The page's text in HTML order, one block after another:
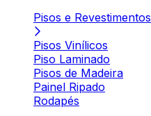
Pisos e Revestimentos
Pisos Vinílicos
Piso Laminado
Pisos de Madeira
Painel Ripado
Rodapés